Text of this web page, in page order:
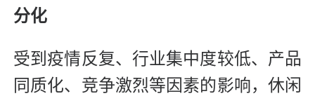
分化
受到疫情反复、行业集中度较低、产品
同质化、竞争激烈等因素的影响，休闲